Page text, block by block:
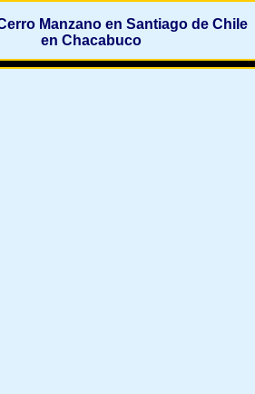
Manzano en Santiago de Chile
en Chacabuco